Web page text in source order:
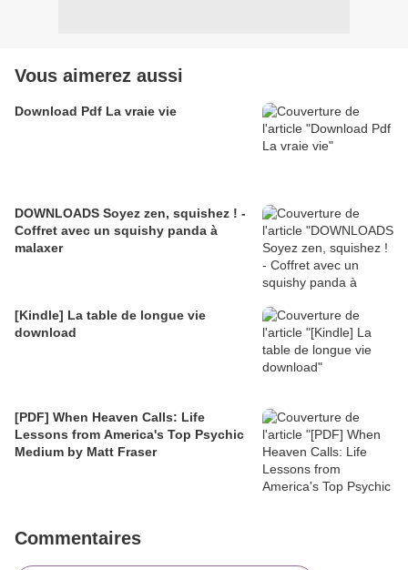
Vous aimerez aussi
Download Pdf La vraie vie
DOWNLOADS Soyez zen, squishez ! -
Coffret avec un squishy panda à
malaxer
[Kindle] La table de longue vie
download
[PDF] When Heaven Calls: Life
Lessons from America's Top Psychic
Medium by Matt Fraser
Commentaires